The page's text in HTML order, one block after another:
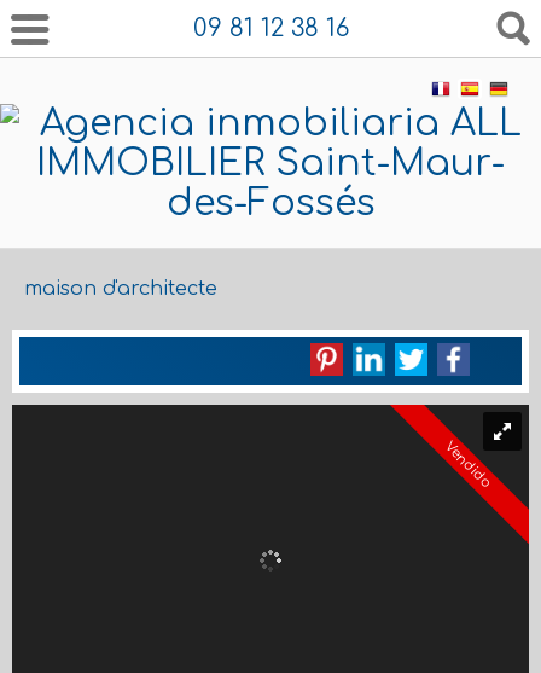
09 81 12 38 16
maison d'architecte
Vendido